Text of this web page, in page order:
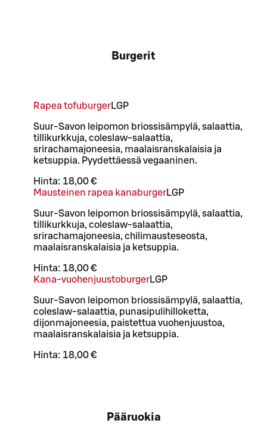
Burgerit
Rapea tofuburgerLGP
Suur-Savon leipomon briossisämpylä, salaattia,
tillikurkkuja, coleslaw-salaattia,
srirachamajoneesia, maalaisranskalaisia ja
ketsuppia. Pyydettäessä vegaaninen.
Hinta: 18,00 €
Mausteinen rapea kanaburgerLGP
Suur-Savon leipomon briossisämpylä, salaattia,
tillikurkkuja, coleslaw-salaattia,
srirachamajoneesia, chilimausteseosta,
maalaisranskalaisia ja ketsuppia.
Hinta: 18,00 €
Kana-vuohenjuustoburgerLGP
Suur-Savon leipomon briossisämpylä, salaattia,
coleslaw-salaattia, punasipulihilloketta,
dijonmajoneesia, paistettua vuohenjuustoa,
maalaisranskalaisia ja ketsuppia.
Hinta: 18,00 €
Pääruokia